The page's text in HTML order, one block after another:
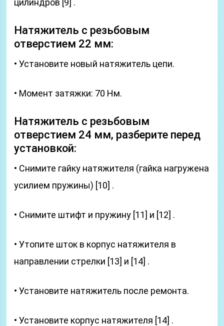
цилиндров [9] .
Натяжитель с резьбовым
отверстием 22 мм:
• Установите новый натяжитель цепи.
• Момент затяжки: 70 Нм.
Натяжитель с резьбовым
отверстием 24 мм, разберите перед
установкой:
• Снимите гайку натяжителя (гайка нагружена
усилием пружины) [10] .
• Снимите штифт и пружину [11] и [12] .
• Утопите шток в корпус натяжителя в
направлении стрелки [13] и [14] .
• Установите натяжитель после ремонта.
• Установите корпус натяжителя [14] .